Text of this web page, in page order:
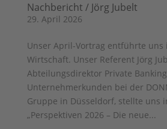
Nachbericht / Jörg Jubelt
29. April 2026
Unser April-Vortrag entführte uns
Wirtschaft. Unser Referent Jörg
Abteilungsdirektor Private
Unternehmerkunden bei der
Gruppe in Düsseldorf, stellte uns
„Perspektiven 2026 – Die neue...